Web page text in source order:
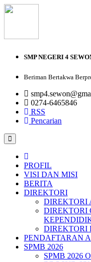
SMP NEGERI 4
Beriman Bertakwa
0274-6465846
RSS
Pencarian
PROFIL
VISI DAN MISI
BERITA
DIREKTORI
DIREKTORI
DIREKTORI
DIREKTORI
PENDAFTARAN
SPMB 2026
SPMB 2026